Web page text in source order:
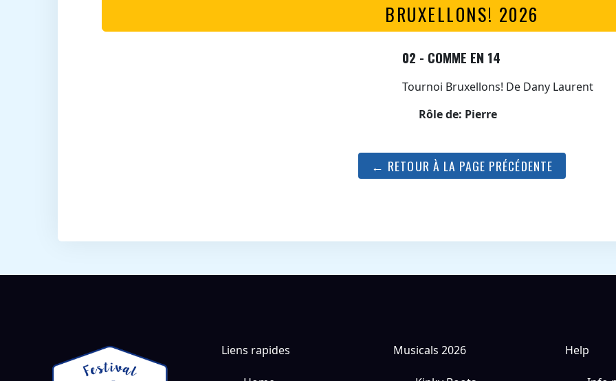
BRUXELLONS! 2026
02 - COMME EN 14
Tournoi Bruxellons! De Dany Laurent
Rôle de: Pierre
← RETOUR À LA PAGE PRÉCÉDENTE
Liens rapides Musicals 2026 Help